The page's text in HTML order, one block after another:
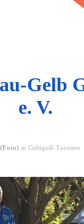
Gelb
e. V.
in Cobigolf-Turniere